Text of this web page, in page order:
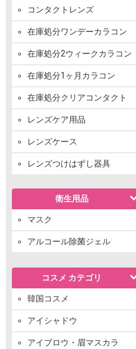
コンタクトレンズ
在庫処分ワンデーカラコン
在庫処分2ウィークカラコン
在庫処分1ヶ月カラコン
在庫処分クリアコンタクト
レンズケア用品
レンズケース
レンズつけはずし器具
衛生用品
マスク
アルコール除菌ジェル
コスメ カテゴリ
韓国コスメ
アイシャドウ
アイブロウ・眉マスカラ